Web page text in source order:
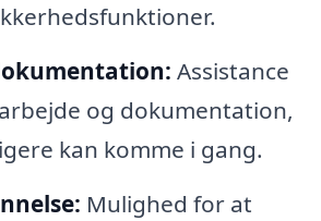
Assistance
og dokumentation,
kan komme i gang.
Mulighed for at